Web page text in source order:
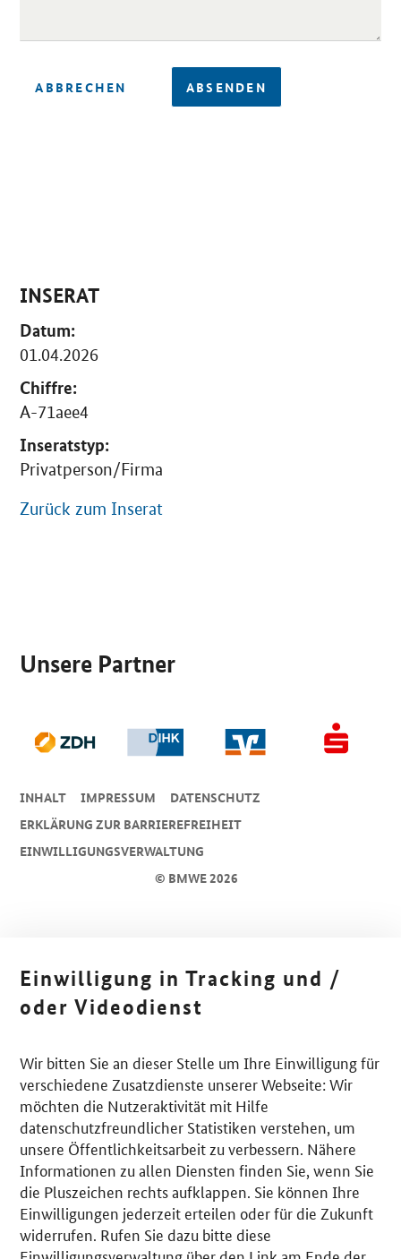
ABBRECHEN ABSENDEN
INSERAT
Datum:
01.04.2026
Chiffre:
A-71aee4
Inseratstyp:
Privatperson/Firma
Zurück zum Inserat
Unsere Partner
© BMWE 2026
INHALT IMPRESSUM
DA­TEN­SCHUTZ
ERKLÄRUNG ZUR BARRIEREFREIHEIT
EINWILLIGUNGSVERWALTUNG
Einwilligung in Tracking und /
oder Videodienst
Wir bitten Sie an dieser Stelle um Ihre Einwilligung für
verschiedene Zusatzdienste unserer Webseite: Wir
möchten die Nutzeraktivität mit Hilfe
datenschutzfreundlicher Statistiken verstehen, um
unsere Öffentlichkeitsarbeit zu verbessern. Nähere
Informationen zu allen Diensten finden Sie, wenn Sie
die Pluszeichen rechts aufklappen. Sie können Ihre
Einwilligungen jederzeit erteilen oder für die Zukunft
widerrufen. Rufen Sie dazu bitte diese